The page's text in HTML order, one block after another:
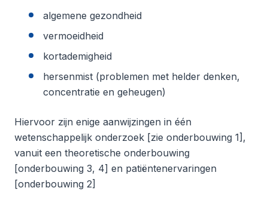
algemene gezondheid
vermoeidheid
kortademigheid
hersenmist (problemen met helder denken,
concentratie en geheugen)
Hiervoor zijn enige aanwijzingen in één
wetenschappelijk onderzoek [zie onderbouwing 1],
vanuit een theoretische onderbouwing
[onderbouwing 3, 4] en patiëntenervaringen
[onderbouwing 2]